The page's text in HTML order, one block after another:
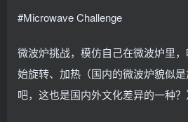
#Microwave Challenge
微波炉挑战，模仿自己在微波炉里，
始旋转、加热（国内的微波炉貌似是
吧，这也是国内外文化差异的一种？